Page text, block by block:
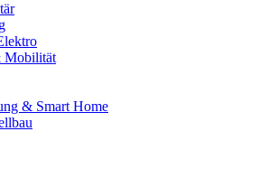
Mobilität
& Smart Home